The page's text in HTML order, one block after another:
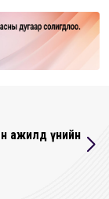
ажилд үнийн